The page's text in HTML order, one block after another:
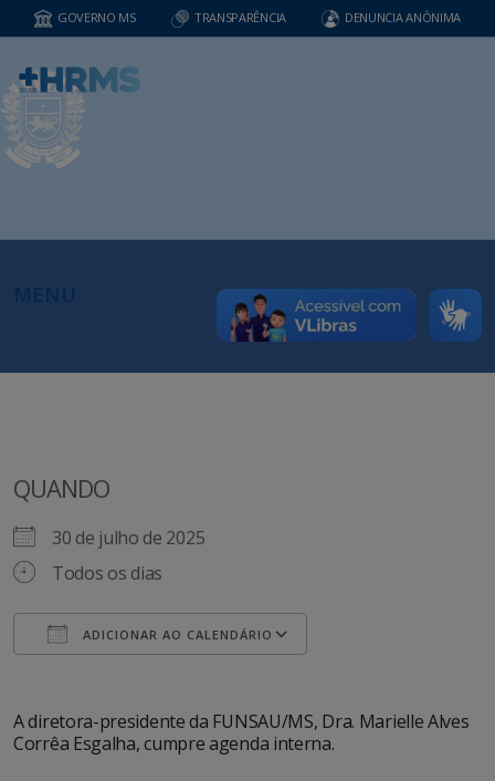
GOVERNO MS TRANSPARÊNCIA DENUNCIA ANÔNIMA
QUANDO
30 de julho de 2025
Todos os dias
ADICIONAR AO CALENDÁRIO
A diretora-presidente da FUNSAU/MS, Dra. Marielle Alves
Corrêa Esgalha, cumpre agenda interna.